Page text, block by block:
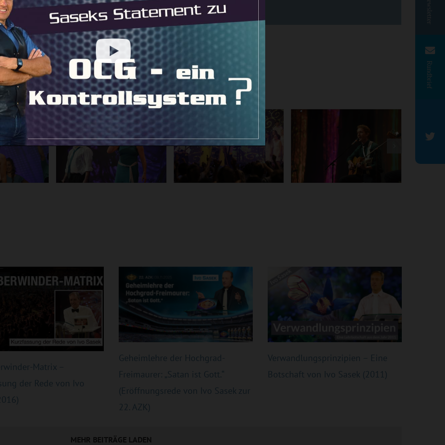
Matrix –
der Rede von Ivo
Geheimlehre der Hochgrad-
Freimaurer: „Satan ist Gott.“
(Eröffnungsrede von Ivo Sasek zur
22. AZK)
Verwandlungsprinzipien – Eine
Botschaft von Ivo Sasek (2011)
MEHR BEITRÄGE LADEN
Newsletter
Rundbrief